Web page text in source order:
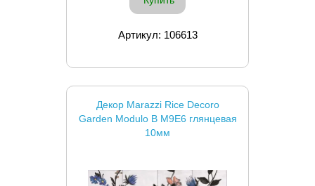
Артикул: 106613
Декор Marazzi Rice Decoro
Garden Modulo B M9E6 глянцевая
10мм